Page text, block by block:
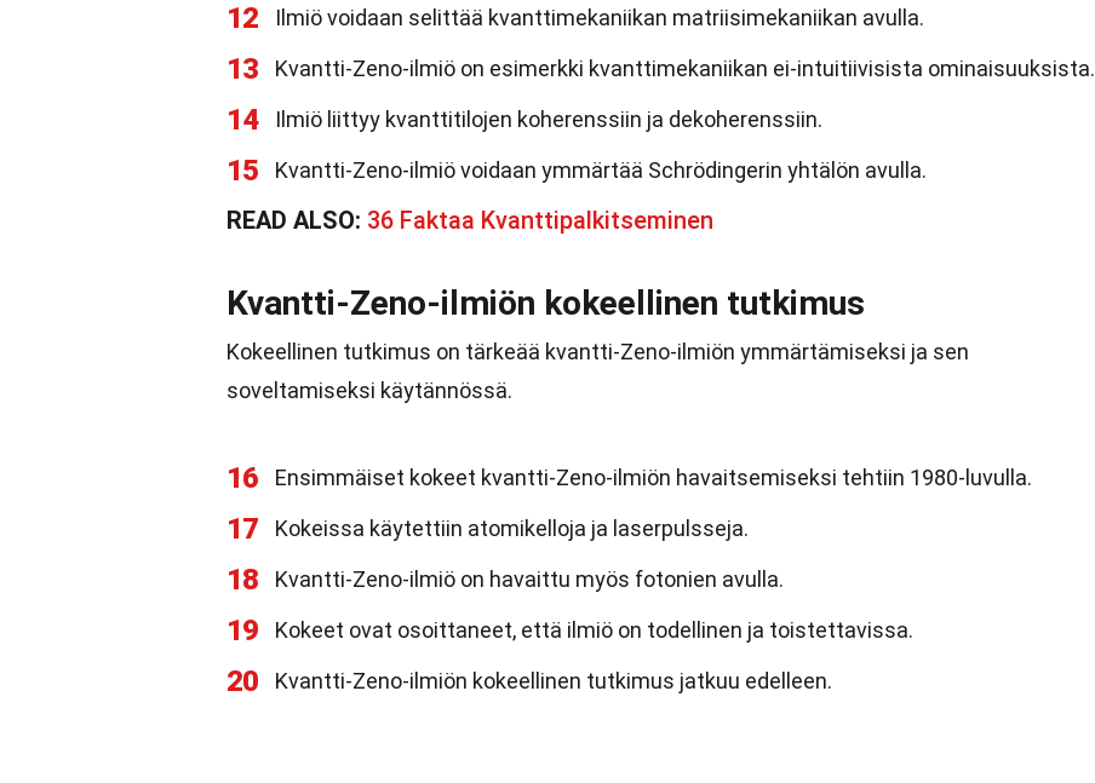
12 Ilmiö voidaan selittää kvanttimekaniikan matriisimekaniikan avulla.
13 Kvantti-Zeno-ilmiö on esimerkki kvanttimekaniikan ei-intuitiivisista ominaisuuksista.
14 Ilmiö liittyy kvanttitilojen koherenssiin ja dekoherenssiin.
15 Kvantti-Zeno-ilmiö voidaan ymmärtää Schrödingerin yhtälön avulla.
READ ALSO: 36 Faktaa Kvanttipalkitseminen
Kvantti-Zeno-ilmiön kokeellinen tutkimus
Kokeellinen tutkimus on tärkeää kvantti-Zeno-ilmiön ymmärtämiseksi ja sen
soveltamiseksi käytännössä.
16 Ensimmäiset kokeet kvantti-Zeno-ilmiön havaitsemiseksi tehtiin 1980-luvulla.
17 Kokeissa käytettiin atomikelloja ja laserpulsseja.
18 Kvantti-Zeno-ilmiö on havaittu myös fotonien avulla.
19 Kokeet ovat osoittaneet, että ilmiö on todellinen ja toistettavissa.
20 Kvantti-Zeno-ilmiön kokeellinen tutkimus jatkuu edelleen.